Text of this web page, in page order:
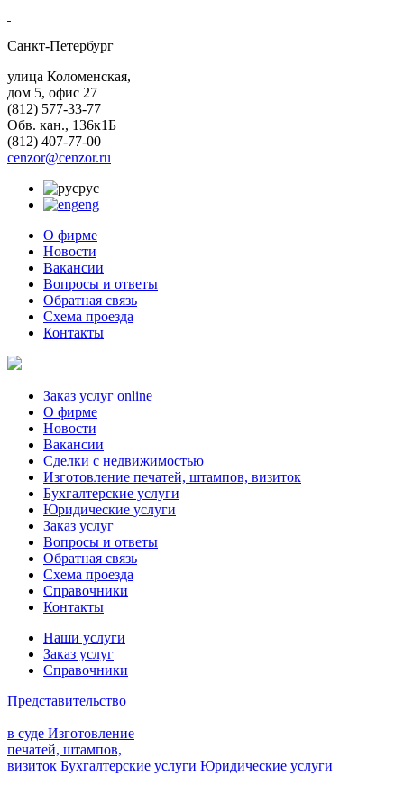
Санкт-Петербург
улица Коломенская,
дом 5, офис 27
(812) 577-33-77
Обв. кан., 136к1Б
(812) 407-77-00
cenzor@cenzor.ru
рус
eng
О фирме
Новости
Вакансии
Вопросы и ответы
Обратная связь
Схема проезда
Контакты
Заказ услуг online
О фирме
Новости
Вакансии
Сделки с недвижимостью
Изготовление печатей, штампов, визиток
Бухгалтерские услуги
Юридические услуги
Заказ услуг
Вопросы и ответы
Обратная связь
Схема проезда
Справочники
Контакты
Наши услуги
Заказ услуг
Справочники
Представительство
в суде Изготовление
печатей, штампов,
визиток Бухгалтерские услуги Юридические услуги